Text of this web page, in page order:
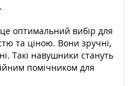
оптимальний вибір для
та ціною. Вони зручні,
Такі навушники стануть
помічником для